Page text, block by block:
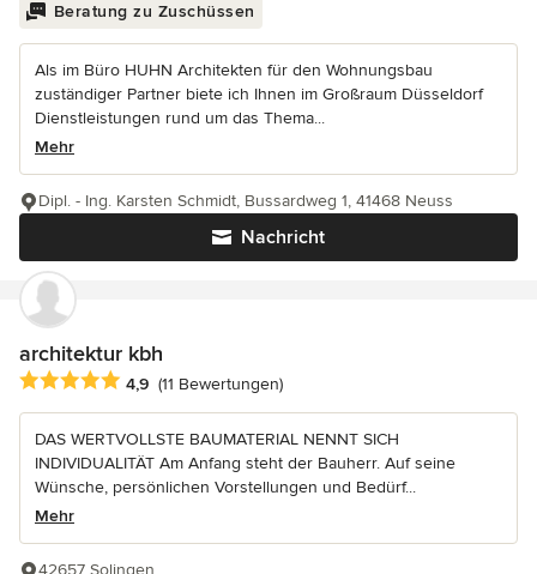
Beratung zu Zuschüssen
Als im Büro HUHN Architekten für den Wohnungsbau
zuständiger Partner biete ich Ihnen im Großraum Düsseldorf
Dienstleistungen rund um das Thema...
Mehr
Nachricht
Dipl. - Ing. Karsten Schmidt, Bussardweg 1, 41468 Neuss
architektur kbh
Durchschnittliche Bewertung: 4.9 von 5 Sternen
4,9 (11 Bewertungen)
DAS WERTVOLLSTE BAUMATERIAL NENNT SICH
INDIVIDUALITÄT Am Anfang steht der Bauherr. Auf seine
Wünsche, persönlichen Vorstellungen und Bedürf...
Mehr